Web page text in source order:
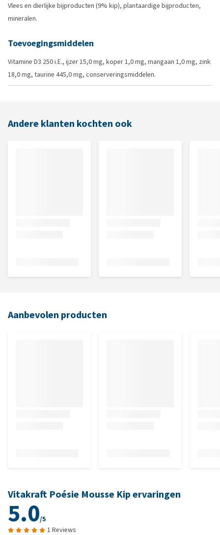
Vlees en dierlijke bijproducten (9% kip), plantaardige bijproducten,
mineralen.
Toevoegingsmiddelen
Vitamine D3 250 i.E., ijzer 15,0 mg, koper 1,0 mg, mangaan 1,0 mg, zink
18,0 mg, taurine 445,0 mg, conserveringsmiddelen.
Andere klanten kochten ook
Aanbevolen producten
Vitakraft Poésie Mousse Kip ervaringen
5.0/5
1 Reviews